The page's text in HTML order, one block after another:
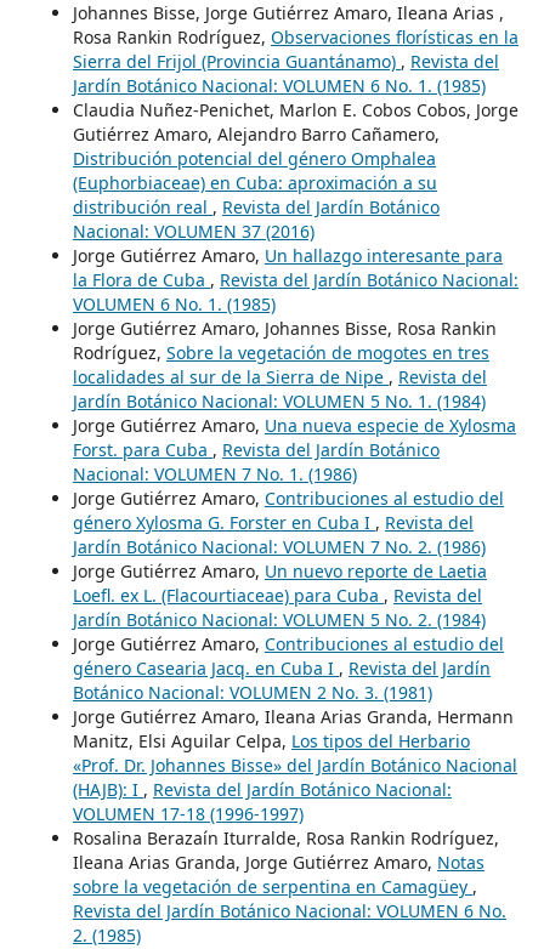
Johannes Bisse, Jorge Gutiérrez Amaro, Ileana Arias ,
Rosa Rankin Rodríguez, Observaciones florísticas en la
Sierra del Frijol (Provincia Guantánamo) , Revista del
Jardín Botánico Nacional: VOLUMEN 6 No. 1. (1985)
Claudia Nuñez-Penichet, Marlon E. Cobos Cobos, Jorge
Gutiérrez Amaro, Alejandro Barro Cañamero,
Distribución potencial del género Omphalea
(Euphorbiaceae) en Cuba: aproximación a su
distribución real , Revista del Jardín Botánico
Nacional: VOLUMEN 37 (2016)
Jorge Gutiérrez Amaro, Un hallazgo interesante para
la Flora de Cuba , Revista del Jardín Botánico Nacional:
VOLUMEN 6 No. 1. (1985)
Jorge Gutiérrez Amaro, Johannes Bisse, Rosa Rankin
Rodríguez, Sobre la vegetación de mogotes en tres
localidades al sur de la Sierra de Nipe , Revista del
Jardín Botánico Nacional: VOLUMEN 5 No. 1. (1984)
Jorge Gutiérrez Amaro, Una nueva especie de Xylosma
Forst. para Cuba , Revista del Jardín Botánico
Nacional: VOLUMEN 7 No. 1. (1986)
Jorge Gutiérrez Amaro, Contribuciones al estudio del
género Xylosma G. Forster en Cuba I , Revista del
Jardín Botánico Nacional: VOLUMEN 7 No. 2. (1986)
Jorge Gutiérrez Amaro, Un nuevo reporte de Laetia
Loefl. ex L. (Flacourtiaceae) para Cuba , Revista del
Jardín Botánico Nacional: VOLUMEN 5 No. 2. (1984)
Jorge Gutiérrez Amaro, Contribuciones al estudio del
género Casearia Jacq. en Cuba I , Revista del Jardín
Botánico Nacional: VOLUMEN 2 No. 3. (1981)
Jorge Gutiérrez Amaro, Ileana Arias Granda, Hermann
Manitz, Elsi Aguilar Celpa, Los tipos del Herbario
«Prof. Dr. Johannes Bisse» del Jardín Botánico Nacional
(HAJB): I , Revista del Jardín Botánico Nacional:
VOLUMEN 17-18 (1996-1997)
Rosalina Berazaín Iturralde, Rosa Rankin Rodríguez,
Ileana Arias Granda, Jorge Gutiérrez Amaro, Notas
sobre la vegetación de serpentina en Camagüey ,
Revista del Jardín Botánico Nacional: VOLUMEN 6 No.
2. (1985)